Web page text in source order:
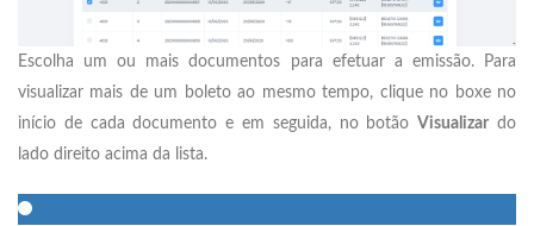
Escolha um ou mais documentos para efetuar a emissão. Para
visualizar mais de um boleto ao mesmo tempo, clique no boxe no
início de cada documento e em seguida, no botãoVisualizar do
lado direito acima da lista.